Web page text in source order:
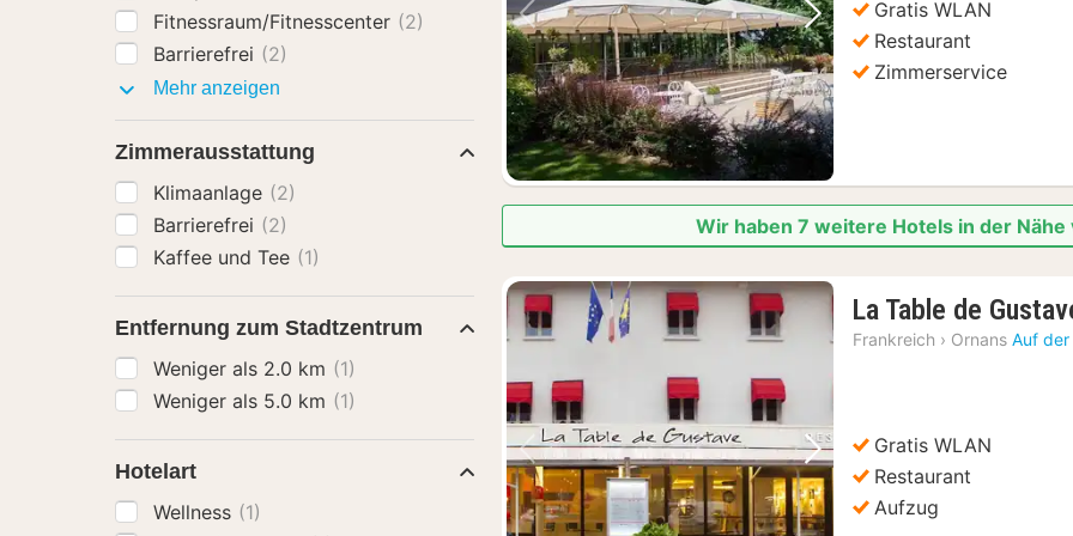
Vorheriges Bild Nächstes Bild
Gratis WLAN
Restaurant
Zimmerservice
Wir haben 7 weitere Hotels in der
Vorheriges Bild Nächstes Bild
La Table de
Frankreich › Ornans Auf
Gratis WLAN
Restaurant
Aufzug
Fitnessraum/Fitnesscenter (2)
Barrierefrei (2)
Mehr anzeigen
Zimmerausstattung
Klimaanlage (2)
Barrierefrei (2)
Kaffee und Tee (1)
Entfernung zum Stadtzentrum
Weniger als 2.0 km (1)
Weniger als 5.0 km (1)
Hotelart
Wellness (1)